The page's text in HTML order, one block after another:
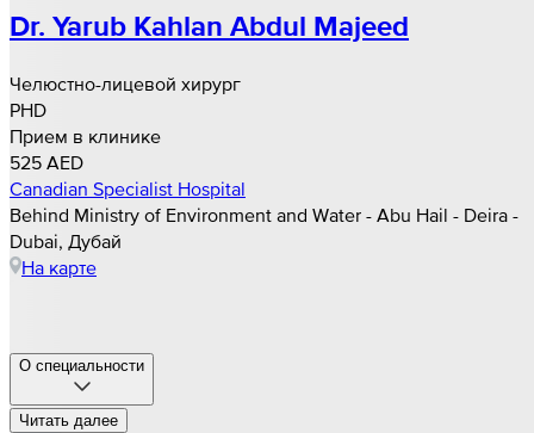
Dr. Yarub Kahlan Abdul Majeed
Челюстно-лицевой хирург
PHD
Прием в клинике
525 AED
Canadian Specialist Hospital
Behind Ministry of Environment and Water - Abu Hail - Deira -
Dubai, Дубай
На карте
О специальности
Читать далee